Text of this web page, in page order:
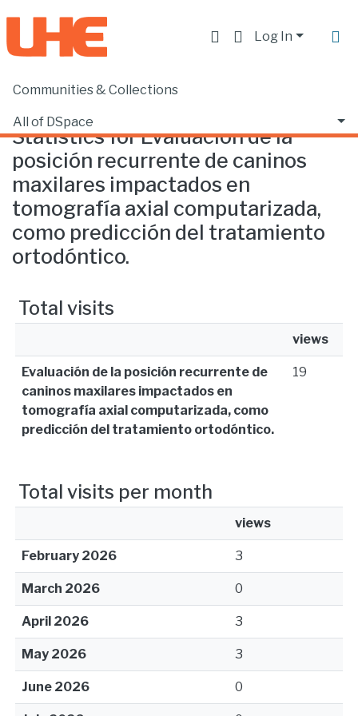
Log In
Communities & Collections
All of DSpace
Home Statistics
Statistics for Evaluación de la
posición recurrente de caninos
maxilares impactados en
tomografía axial computarizada,
como predicción del tratamiento
ortodóntico.
Total visits
views
Evaluación de la posición recurrente de
caninos maxilares impactados en
tomografía axial computarizada, como
predicción del tratamiento ortodóntico.
19
Total visits per month
views
February 2026 3
March 2026 0
April 2026 3
May 2026 3
June 2026 0